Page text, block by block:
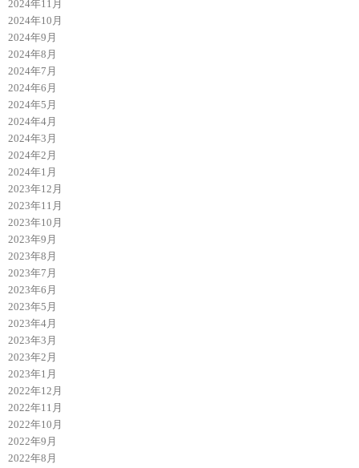
2024年11月
2024年10月
2024年9月
2024年8月
2024年7月
2024年6月
2024年5月
2024年4月
2024年3月
2024年2月
2024年1月
2023年12月
2023年11月
2023年10月
2023年9月
2023年8月
2023年7月
2023年6月
2023年5月
2023年4月
2023年3月
2023年2月
2023年1月
2022年12月
2022年11月
2022年10月
2022年9月
2022年8月